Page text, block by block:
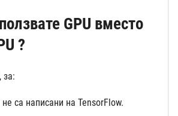
GPU вместо
?
за:
са написани на TensorFlow.